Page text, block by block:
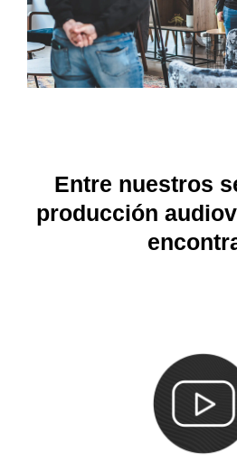
Entre nuestros
producción